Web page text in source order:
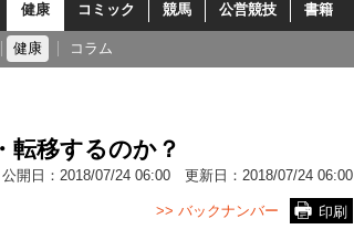
健康 コミック 競馬 公営競技 書籍
健康 コラム
転移するのか？
公開日： 2018/07/24 06:00 更新日： 2018/07/24 06:00
印刷
>> バックナンバー